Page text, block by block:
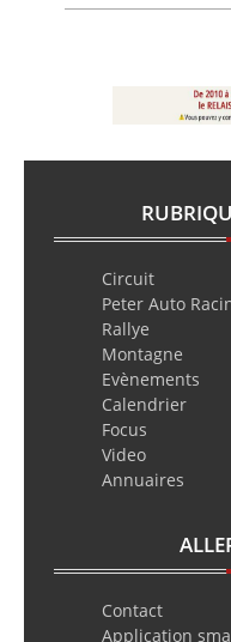
Circuit
Peter Auto
Rallye
Montagne
Evènements
Calendrier
Focus
Video
Annuaires
Contact
Application